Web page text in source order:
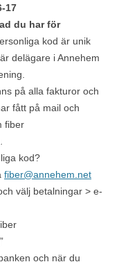
17
du har för
kod är unik
delägare i Annehem
på alla fakturor och
fått på mail och
fiber
kod?
fiber@annehem.net
välj betalningar > e-
och när du